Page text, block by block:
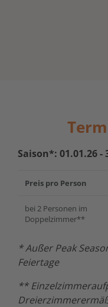
Saison*: 01.01.26 -
Preis pro Person
bei 2 Personen im
Doppelzimmer**
* Außer Peak
Feiertage
**